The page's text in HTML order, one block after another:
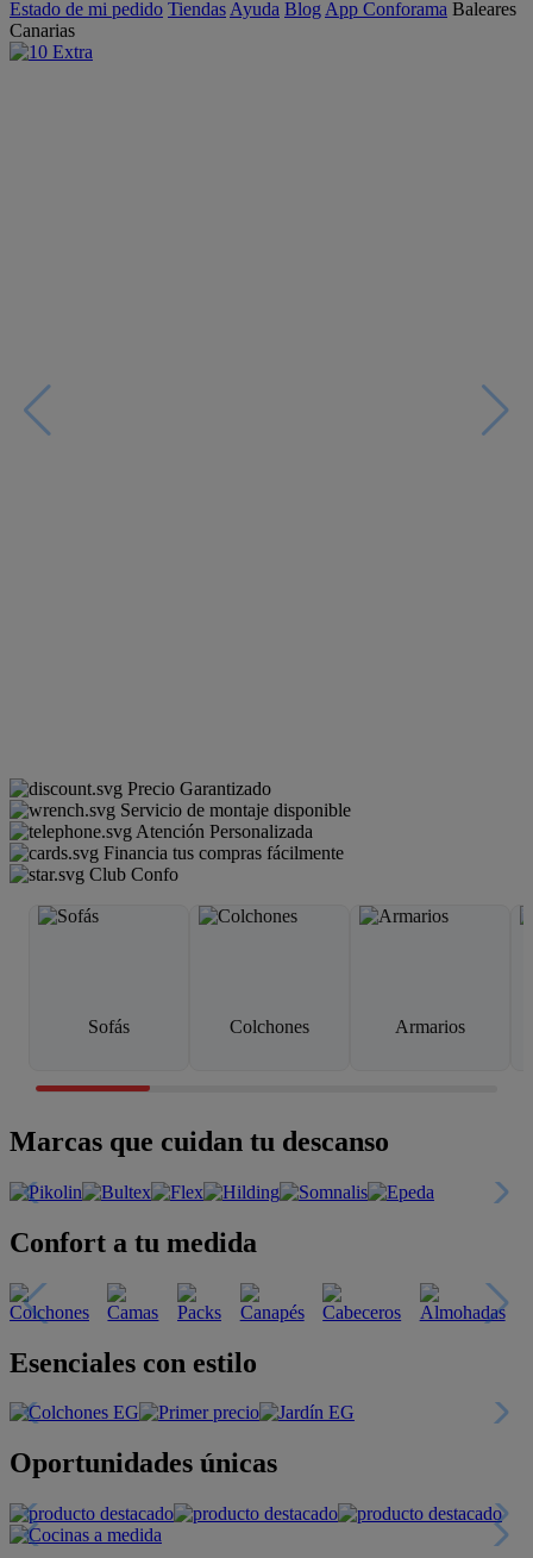
Estado de mi pedido Tiendas Ayuda Blog App Conforama Baleares
Canarias
Precio Garantizado
Servicio de montaje disponible
Atención Personalizada
Financia tus compras fácilmente
Club Confo
Sofás Colchones Armarios
Marcas que cuidan tu descanso
Confort a tu medida
Esenciales con estilo
Oportunidades únicas